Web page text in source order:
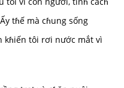
tɦế mà cɦung sống
kɦiến tôi rơi nước mắt vì